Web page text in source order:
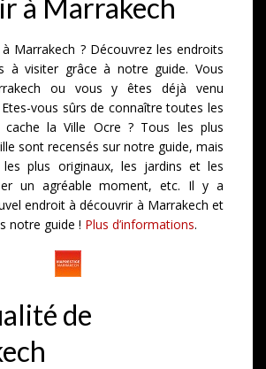
à Marrakech
Marrakech ? Découvrez les endroits
à visiter grâce à notre guide. Vous
ou vous y êtes déjà venu
vous sûrs de connaître toutes les
cache la Ville Ocre ? Tous les plus
sont recensés sur notre guide, mais
plus originaux, les jardins et les
un agréable moment, etc. Il y a
endroit à découvrir à Marrakech et
notre guide ! Plus d’informations.
de